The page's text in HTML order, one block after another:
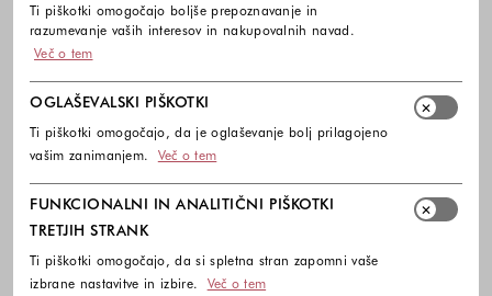
Ti piškotki omogočajo boljše prepoznavanje in
razumevanje vaših interesov in nakupovalnih navad.
Več o tem
OGLAŠEVALSKI PIŠKOTKI
Ti piškotki omogočajo, da je oglaševanje bolj prilagojeno
vašim zanimanjem.
Več o tem
FUNKCIONALNI IN ANALITIČNI PIŠKOTKI
TRETJIH STRANK
Ti piškotki omogočajo, da si spletna stran zapomni vaše
izbrane nastavitve in izbire.
Več o tem